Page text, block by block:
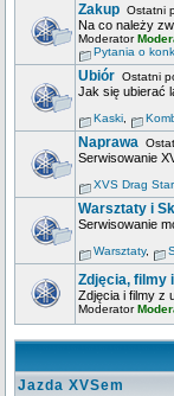
Zakup Ostatni
Na co należy
Moderator
Pytania o
Ubiór Ostatni
Jak się ubierać
Kaski
Naprawa
Serwisowanie
XVS Drag
Warsztaty i
Serwisowanie
Warsztaty,
Zdjęcia, filmy
Zdjęcia i filmy z
Moderator
Jazda XVSem